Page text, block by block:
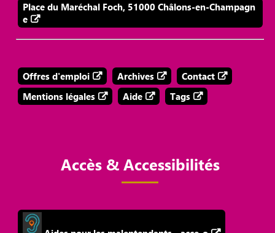
Place du Maréchal Foch, 51000 Châlons-en-Champagn
e
Offres d'emploi Archives
Contact
Mentions légales
Aide Tags
Accès & Accessibilités